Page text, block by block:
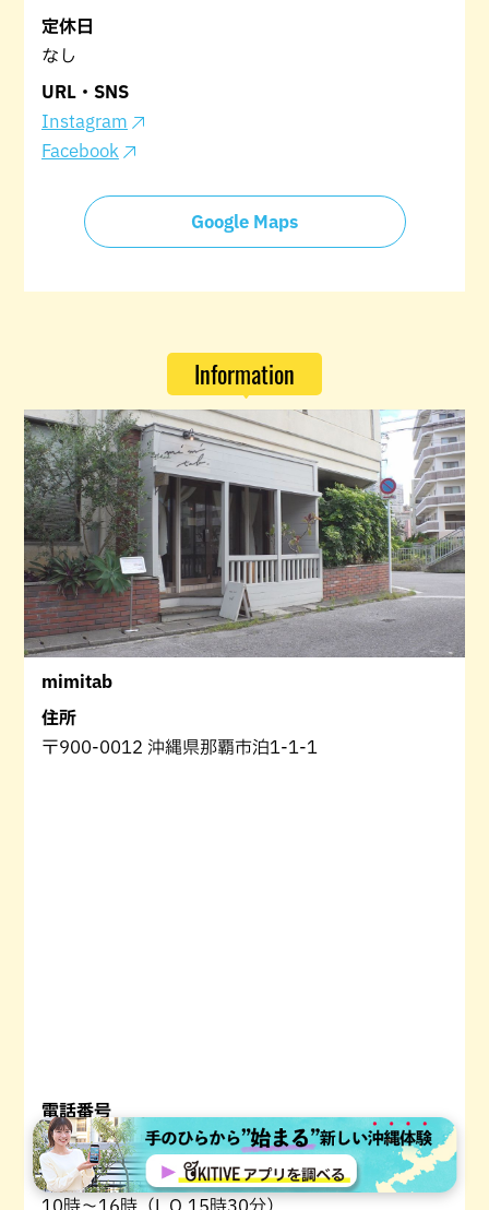
定休日
なし
URL・SNS
Instagram
Facebook
Google Maps
Information
mimitab
住所
〒900-0012 沖縄県那覇市泊1-1-1
電話番号
098-988-0987
営業時間
10時～16時（L.O.15時30分）